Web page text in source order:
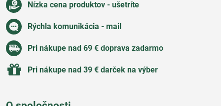
Nízka cena produktov - ušetríte
Rýchla komunikácia - mail
Pri nákupe nad 69 € doprava zadarmo
Pri nákupe nad 39 € darček na výber